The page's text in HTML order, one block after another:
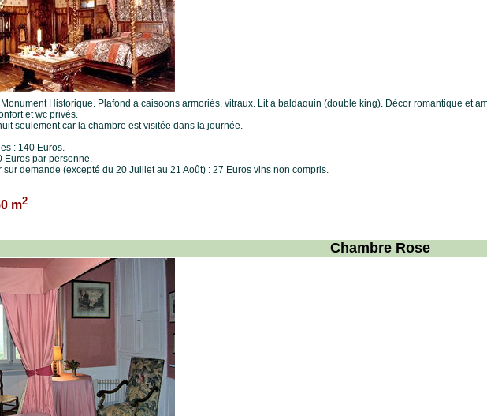
Historique. Plafond à caisoons armoriés, vitraux. Lit à baldaquin (double king). Décor romantique et
et wc privés.
seulement car la chambre est visitée dans la journée.
: 140 Euros.
Euros par personne.
sur demande (excepté du 20 Juillet au 21 Août) : 27 Euros vins non compris.
m2
Chambre Rose